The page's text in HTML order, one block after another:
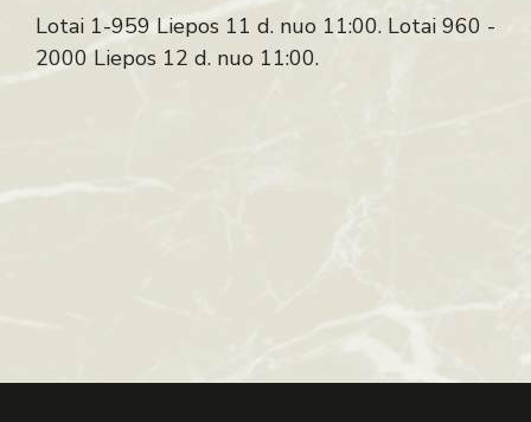
Lotai 1-959 Liepos 11 d. nuo 11:00. Lotai 960 -
2000 Liepos 12 d. nuo 11:00.